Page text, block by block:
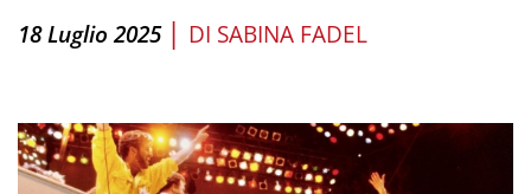
18 Luglio 2025 | DI SABINA FADEL